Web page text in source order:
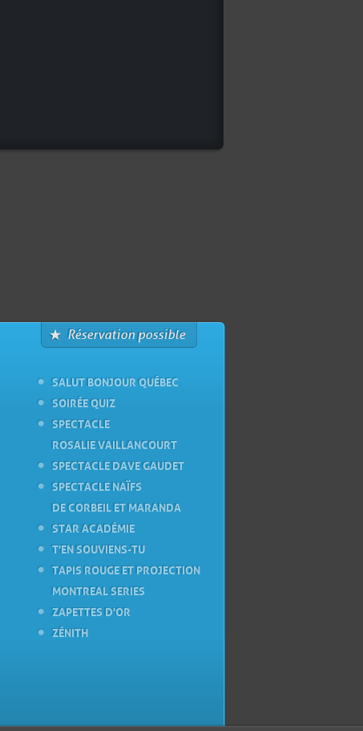
Réservation possible
SALUT BONJOUR QUÉBEC
SOIRÉE QUIZ
SPECTACLE
ROSALIE VAILLANCOURT
SPECTACLE DAVE GAUDET
SPECTACLE NAÏFS
DE CORBEIL ET MARANDA
STAR ACADÉMIE
T'EN SOUVIENS-TU
TAPIS ROUGE ET PROJECTION
MONTREAL SERIES
ZAPETTES D'OR
ZÉNITH